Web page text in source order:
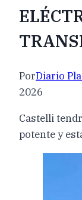
PorDiario
2026
Castelli
potente y